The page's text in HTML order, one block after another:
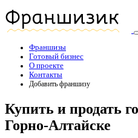
Франшизы
Готовый бизнес
О проекте
Контакты
Добавить франшизу
Купить и продать
Горно-Алтайске